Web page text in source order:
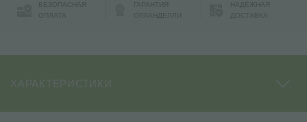
БЕЗОПАСНАЯ
ОПЛАТА
ГАРАНТИЯ
ОРЛАНДЕЛЛИ
НАДЁЖНАЯ
ДОСТАВКА
ХАРАКТЕРИСТИКИ